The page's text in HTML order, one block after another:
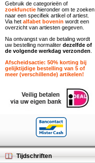
Gebruik de categorieën of
zoekfunctie hieronder om te zoeken
naar een specifiek artikel of artiest.
Via het alfabet bovenin wordt een
overzicht van artiesten gegeven.
Na ontvangst van de betaling wordt
uw bestelling normaliter dezelfde of
de volgende werkdag verzonden
Afscheidsactie: 50% korting bij
gelijktijdige bestelling van 5 of
meer (verschillende) artikelen!
Tijdschriften